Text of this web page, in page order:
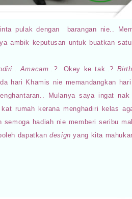
pulak dengan barangan nie..
ambik keputusan untuk buatkan satu
Amacam..? Okey ke tak..?
hari Khamis nie memandangkan
Mulanya saya ingat nak
rumah kerana menghadiri kelas
semoga hadiah nie memberi seribu
dapatkandesignyang kita